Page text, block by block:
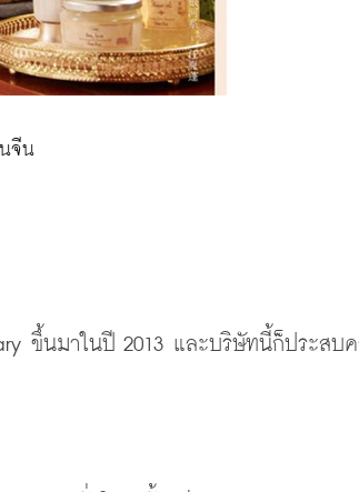
จีน
ขึ้นมาในปี 2013 และบริษัทนี้ก็ประสบ